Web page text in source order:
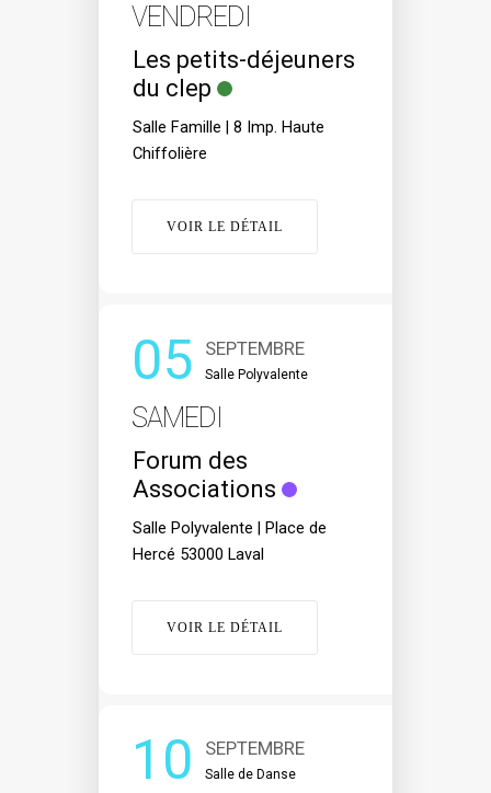
VENDREDI
Les petits-déjeuners
du clep
Salle Famille | 8 Imp. Haute
Chiffolière
VOIR LE DÉTAIL
05 SEPTEMBRE
Salle Polyvalente
SAMEDI
Forum des
Associations
Salle Polyvalente | Place de
Hercé 53000 Laval
VOIR LE DÉTAIL
10 SEPTEMBRE
Salle de Danse